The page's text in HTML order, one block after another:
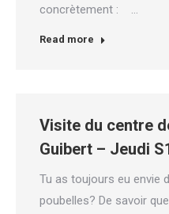
concrètement : …
Read more
Visite du centre
Guibert – Jeudi
Tu as toujours eu envie
poubelles? De savoir